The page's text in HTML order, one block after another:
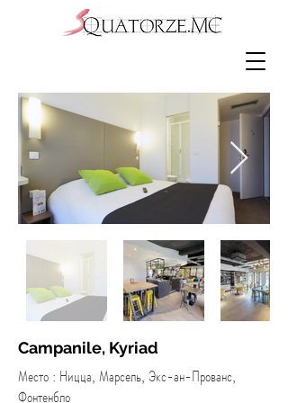
Campanile, Kyriad
Место : Ницца, Марсель, Экс-ан-Прованс,
Фонтенбло